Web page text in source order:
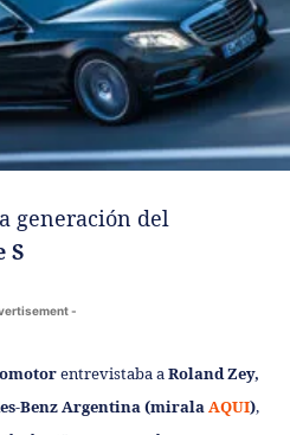
generación del
S
-
entrevistaba a Roland Zey,
Benz Argentina (mirala AQUI),